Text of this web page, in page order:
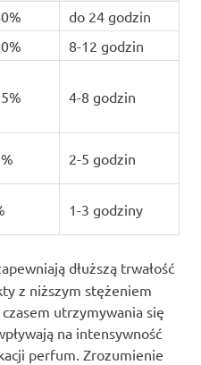
do 24 godzin
8-12 godzin
4-8 godzin
2-5 godzin
1-3 godziny
dłuższą trwałość
z niższym stężeniem
utrzymywania się
na intensywność
perfum. Zrozumienie